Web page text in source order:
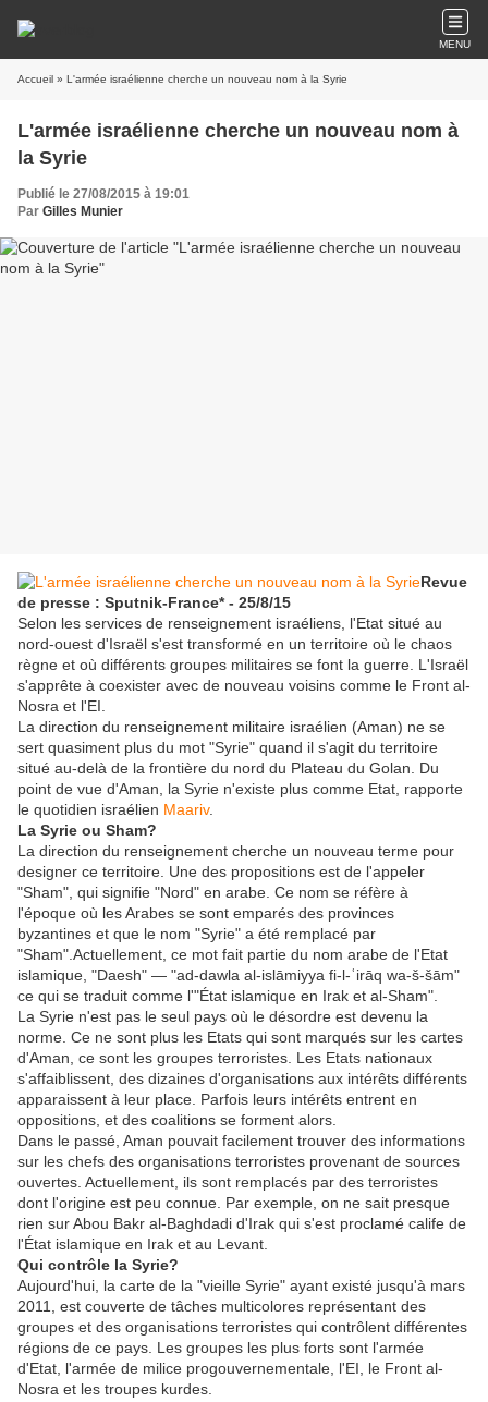
MENU
Accueil » L'armée israélienne cherche un nouveau nom à la Syrie
L'armée israélienne cherche un nouveau nom à
la Syrie
Publié le 27/08/2015 à 19:01
Par Gilles Munier
Revue
de presse : Sputnik-France* - 25/8/15
Selon les services de renseignement israéliens, l'Etat situé au
nord-ouest d'Israël s'est transformé en un territoire où le chaos
règne et où différents groupes militaires se font la guerre. L'Israël
s'apprête à coexister avec de nouveau voisins comme le Front al-
Nosra et l'EI.
La direction du renseignement militaire israélien (Aman) ne se
sert quasiment plus du mot "Syrie" quand il s'agit du territoire
situé au-delà de la frontière du nord du Plateau du Golan. Du
point de vue d'Aman, la Syrie n'existe plus comme Etat, rapporte
le quotidien israélien Maariv.
La Syrie ou Sham?
La direction du renseignement cherche un nouveau terme pour
designer ce territoire. Une des propositions est de l'appeler
"Sham", qui signifie "Nord" en arabe. Ce nom se réfère à
l'époque où les Arabes se sont emparés des provinces
byzantines et que le nom "Syrie" a été remplacé par
"Sham".Actuellement, ce mot fait partie du nom arabe de l'Etat
islamique, "Daesh" — "ad-dawla al-islāmiyya fi-l-ʿirāq wa-š-šām"
ce qui se traduit comme l'"État islamique en Irak et al-Sham".
La Syrie n'est pas le seul pays où le désordre est devenu la
norme. Ce ne sont plus les Etats qui sont marqués sur les cartes
d'Aman, ce sont les groupes terroristes. Les Etats nationaux
s'affaiblissent, des dizaines d'organisations aux intérêts différents
apparaissent à leur place. Parfois leurs intérêts entrent en
oppositions, et des coalitions se forment alors.
Dans le passé, Aman pouvait facilement trouver des informations
sur les chefs des organisations terroristes provenant de sources
ouvertes. Actuellement, ils sont remplacés par des terroristes
dont l'origine est peu connue. Par exemple, on ne sait presque
rien sur Abou Bakr al-Baghdadi d'Irak qui s'est proclamé calife de
l'État islamique en Irak et au Levant.
Qui contrôle la Syrie?
Aujourd'hui, la carte de la "vieille Syrie" ayant existé jusqu'à mars
2011, est couverte de tâches multicolores représentant des
groupes et des organisations terroristes qui contrôlent différentes
régions de ce pays. Les groupes les plus forts sont l'armée
d'Etat, l'armée de milice progouvernementale, l'EI, le Front al-
Nosra et les troupes kurdes.